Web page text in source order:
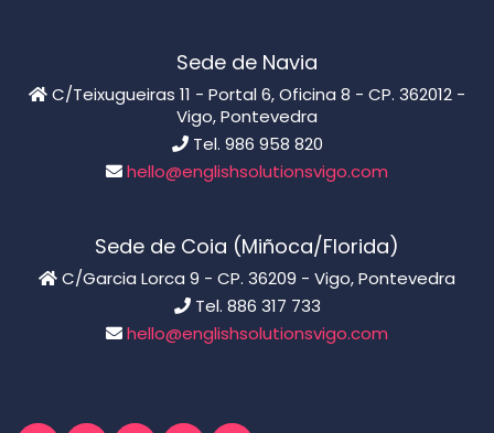
Sede de Navia
C/Teixugueiras 11 - Portal 6, Oficina 8 - CP. 362012 -
Vigo, Pontevedra
Tel. 986 958 820
hello@englishsolutionsvigo.com
Sede de Coia (Miñoca/Florida)
C/Garcia Lorca 9 - CP. 36209 - Vigo, Pontevedra
Tel. 886 317 733
hello@englishsolutionsvigo.com